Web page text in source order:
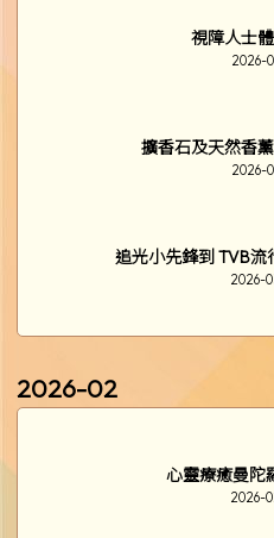
「玩創意」
2026-
「邊學、邊畫」